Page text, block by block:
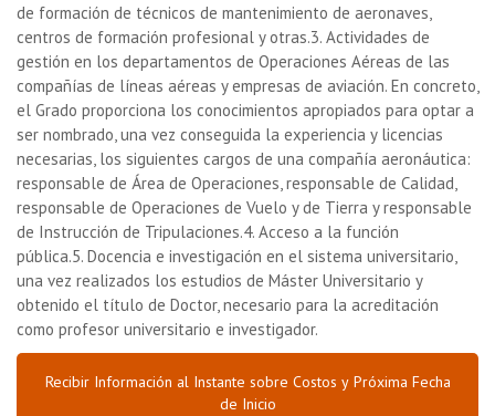
de formación de técnicos de mantenimiento de aeronaves,
centros de formación profesional y otras.3. Actividades de
gestión en los departamentos de Operaciones Aéreas de las
compañías de líneas aéreas y empresas de aviación. En concreto,
el Grado proporciona los conocimientos apropiados para optar a
ser nombrado, una vez conseguida la experiencia y licencias
necesarias, los siguientes cargos de una compañía aeronáutica:
responsable de Área de Operaciones, responsable de Calidad,
responsable de Operaciones de Vuelo y de Tierra y responsable
de Instrucción de Tripulaciones.4. Acceso a la función
pública.5. Docencia e investigación en el sistema universitario,
una vez realizados los estudios de Máster Universitario y
obtenido el título de Doctor, necesario para la acreditación
como profesor universitario e investigador.
Recibir Información al Instante sobre Costos y Próxima Fecha
de Inicio